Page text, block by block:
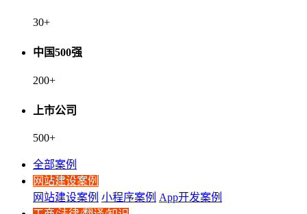
30+
中国500强
200+
上市公司
500+
全部案例
网站建设案例
网站建设案例 小程序案例 App开发案例